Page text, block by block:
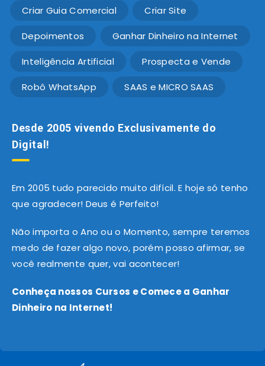
Criar Guia Comercial Criar Site
Depoimentos Ganhar Dinheiro na Internet
Inteligência Artificial Prospecta e Vende
Robô WhatsApp SAAS e MICRO SAAS
Desde 2005 vivendo Exclusivamente do
Digital!
Em 2005 tudo parecido muito difícil. E hoje só tenho
que agradecer! Deus é Perfeito!
Não importa o Ano ou o Momento, sempre teremos
medo de fazer algo novo, porém posso afirmar, se
você realmente quer, vai acontecer!
Conheça nossos Cursos e Comece a Ganhar
Dinheiro na Internet!